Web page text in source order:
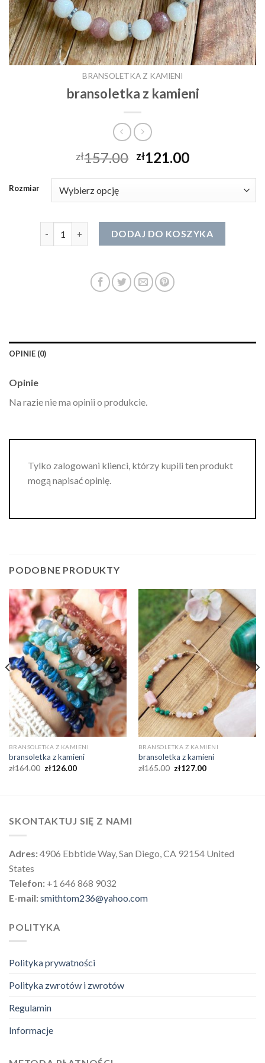
BRANSOLETKA Z KAMIENI
bransoletka z kamieni
zł157.00 zł121.00
Rozmiar
ilość bransoletka z kamieniDODAJ DO KOSZYKA
OPINIE (0)
Opinie
Na razie nie ma opinii o produkcie.
Tylko zalogowani klienci, którzy kupili ten produkt
mogą napisać opinię.
PODOBNE PRODUKTY
BRANSOLETKA Z KAMIENI
bransoletka z kamieni
zł164.00 zł126.00
BRANSOLETKA Z KAMIENI
bransoletka z kamieni
zł165.00 zł127.00
SKONTAKTUJ SIĘ Z NAMI
Adres:4906 Ebbtide Way, San Diego, CA 92154 United
States
Telefon: +1 646 868 9032
E-mail:smithtom236@yahoo.com
POLITYKA
Polityka prywatności
Polityka zwrotów i zwrotów
Regulamin
Informacje